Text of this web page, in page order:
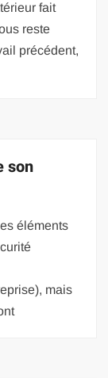
fait
reste
précédent,
son
éléments
mais